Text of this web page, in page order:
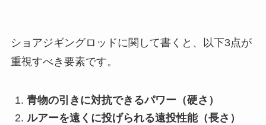
ショアジギングロッドに関して書くと、以下3点が
重視すべき要素です。
青物の引きに対抗できるパワー（硬さ）
ルアーを遠くに投げられる遠投性能（長さ）